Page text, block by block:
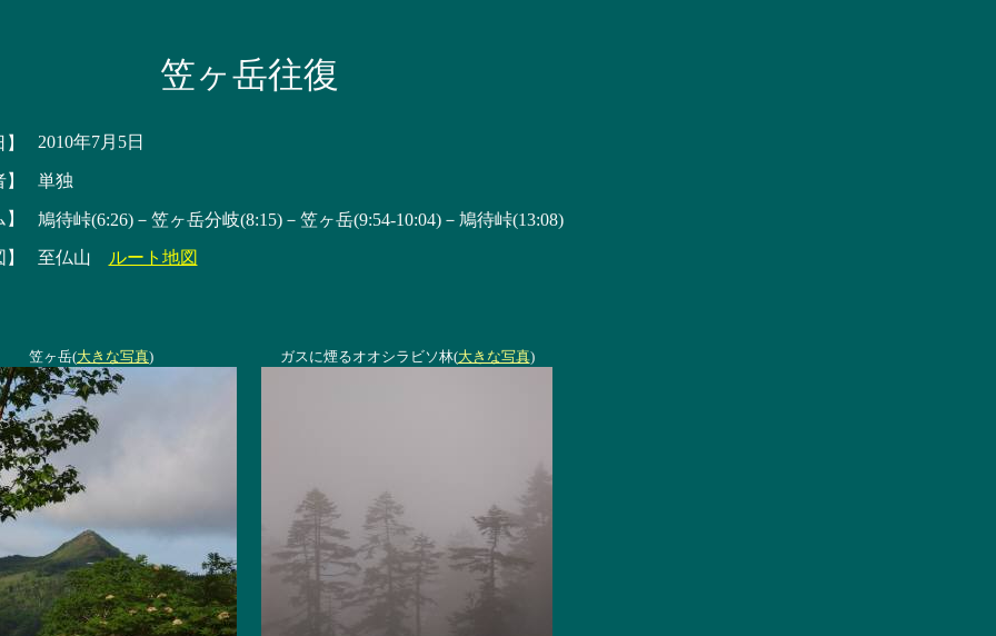
笠ヶ岳往復
2010年7月5日
単独
鳩待峠(6:26)－笠ヶ岳分岐(8:15)－笠ヶ岳(9:54-10:04)－鳩待峠(13:08)
至仏山 ルート地図
笠ヶ岳(大きな写真) ガスに煙るオオシラビソ林(大きな写真)